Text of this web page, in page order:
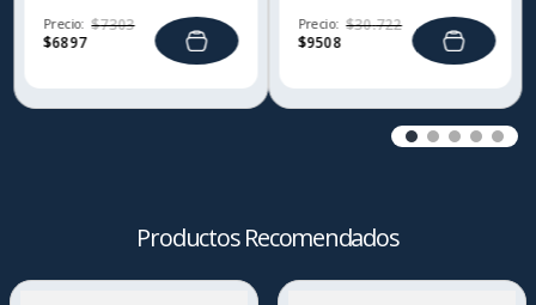
Precio:
$6897
$7303 Precio:
$9508
$30.722
Productos Recomendados